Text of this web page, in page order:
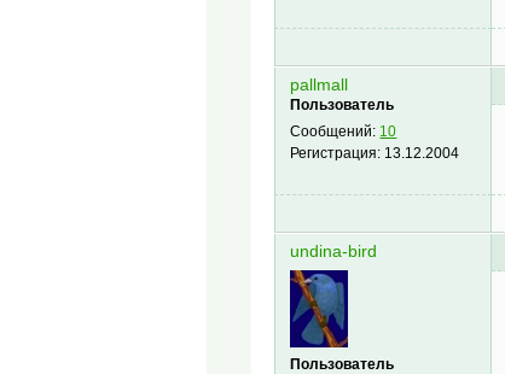
pallmall
Пользователь
Сообщений: 10
Регистрация: 13.12.2004
undina-bird
Пользователь